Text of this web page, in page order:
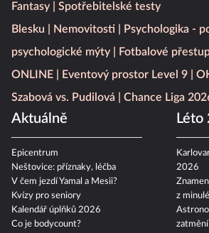
Fantasy
Spotřebitelské testy
Blesku
Nemovitosti
Psychologika -
psychologické mýty
Fotbalové
ONLINE
Eventový prostor Level 9
Szabová vs. Pudilová
Chance Liga
Aktuálně
Epicentrum
Neštovice: příznaky, léčba
V čem jezdí Yamal a Mesii?
Kvízy pro seniory
Kalendář úplňků 2026
Co je bodycount?
Léto
2026
z
zatmění